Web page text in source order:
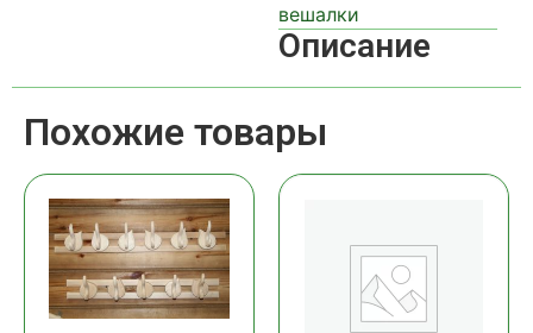
вешалки
Описание
Похожие товары